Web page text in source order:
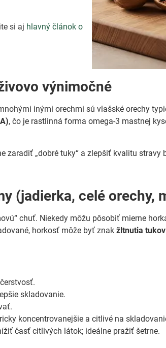
si aj hlavný článok o
výnimočné
inými orechmi sú vlašské orechy
, čo je rastlinná forma omega-3 mastnej
zaradiť „dobré tuky“ a zlepšiť kvalitu stravy
(jadierka, celé orechy,
chuť. Niekedy môžu pôsobiť mierne
horkosť môže byť znakžltnutia tukov
skladovanie.
koncentrovanejšie a citlivé na
časť citlivých látok; ideálne pražiť šetrne.